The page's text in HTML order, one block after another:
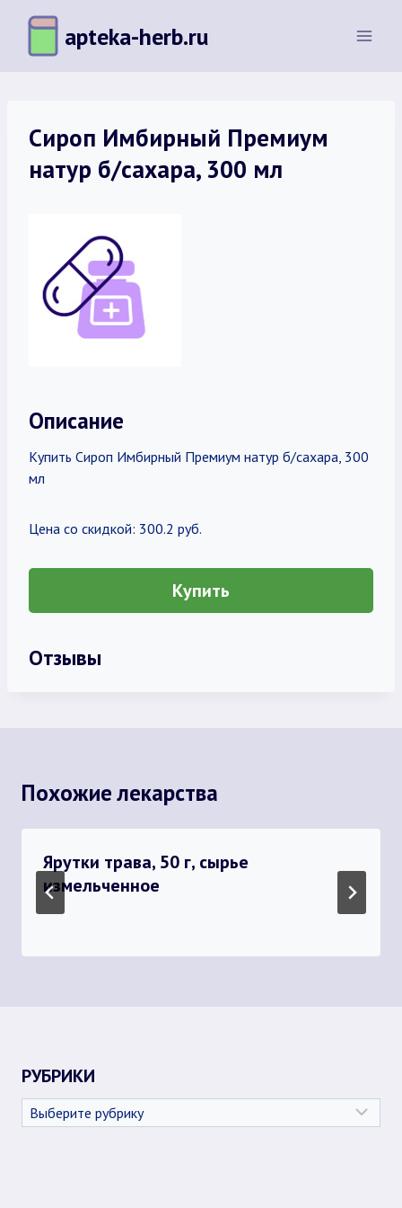
Перейти
содержимому
apteka-herb.ru
Сироп Имбирный Премиум
натур б/сахара, 300 мл
Описание
Купить Сироп Имбирный Премиум натур б/сахара, 300
мл
Цена со скидкой: 300.2 руб.
Купить
Отзывы
Похожие лекарства
Ярутки трава, 50 г, сырье
измельченное
РУБРИКИ
Рубрики